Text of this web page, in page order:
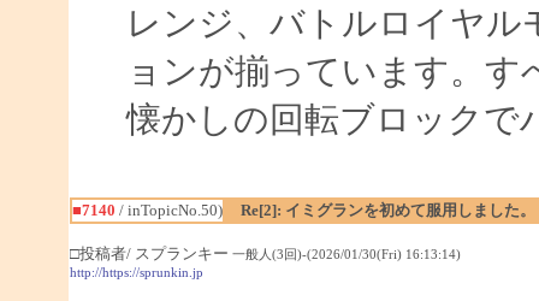
レンジ、バトルロイヤル
ョンが揃っています。
懐かしの回転ブロックで
■7140 / inTopicNo.50) Re[2]: イミグランを初めて服用しました。
□投稿者/ スプランキー 一般人(3回)-(2026/01/30(Fri) 16:13:14)
http://https://sprunkin.jp